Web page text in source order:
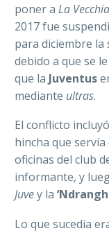
poner a La
2017 fue
para diciembre
debido a que se le
que la Juventus
mediante ultras.
El conflicto
hincha que
oficinas del club
informante, y
Juvey la
Lo que sucedía